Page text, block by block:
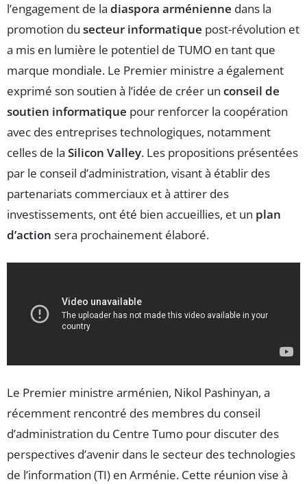
l’engagement de la diaspora arménienne dans la
promotion du secteur informatique post-révolution et
a mis en lumière le potentiel de TUMO en tant que
marque mondiale. Le Premier ministre a également
exprimé son soutien à l’idée de créer un conseil de
soutien informatique pour renforcer la coopération
avec des entreprises technologiques, notamment
celles de la Silicon Valley. Les propositions présentées
par le conseil d’administration, visant à établir des
partenariats commerciaux et à attirer des
investissements, ont été bien accueillies, et un plan
d’action sera prochainement élaboré.
Le Premier ministre arménien, Nikol Pashinyan, a
récemment rencontré des membres du conseil
d’administration du Centre Tumo pour discuter des
perspectives d’avenir dans le secteur des technologies
de l’information (TI) en Arménie. Cette réunion vise à